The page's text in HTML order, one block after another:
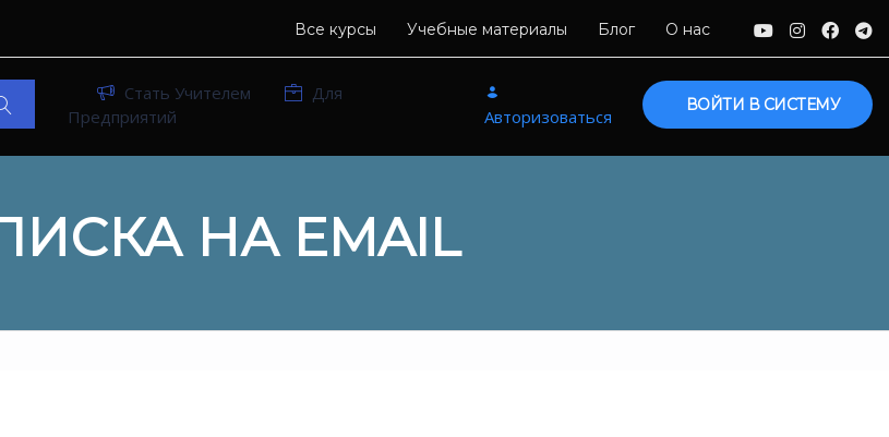
Все курсы Учебные материалы Блог О нас
Стать Учителем
Для
Предприятий
Авторизоваться
ВОЙТИ В СИСТЕМУ
НА EMAIL